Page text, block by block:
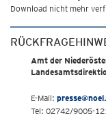
Download nicht mehr
Amt der
E-Mail:
Tel: 02742/9005-